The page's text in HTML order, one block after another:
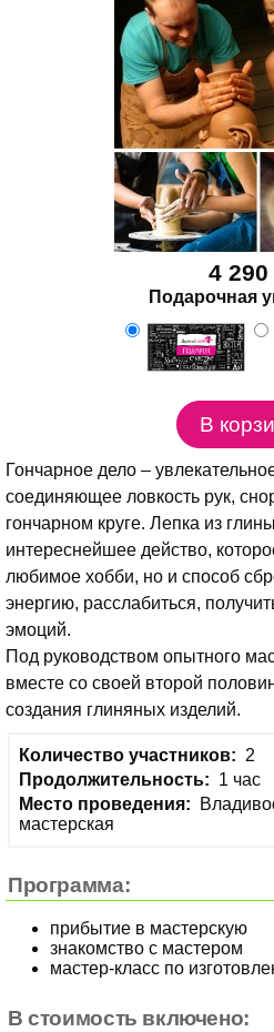
4 290
Подарочная
Гончарное дело –
соединяющее ловкость рук,
гончарном круге. Лепка из
интереснейшее действо,
любимое хобби, но и способ
энергию, расслабиться,
эмоций.
Под руководством опытного
вместе со своей второй
создания глиняных изделий.
Количество участников: 2
Продолжительность: 1 час
Место проведения:
мастерская
Программа:
прибытие в мастерскую
знакомство с мастером
мастер-класс по
В стоимость включено: